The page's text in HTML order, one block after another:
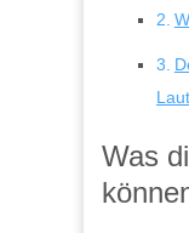
Was